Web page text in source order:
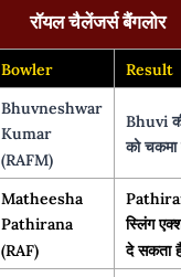
रॉयल चैलेंजर्स बैंगलोर
Bowler
Result
Bhuvneshwar
Kumar
(RAFM)
Bhuvi
को
Matheesha
Pathirana
(RAF)
स्लिंग
दे सकता